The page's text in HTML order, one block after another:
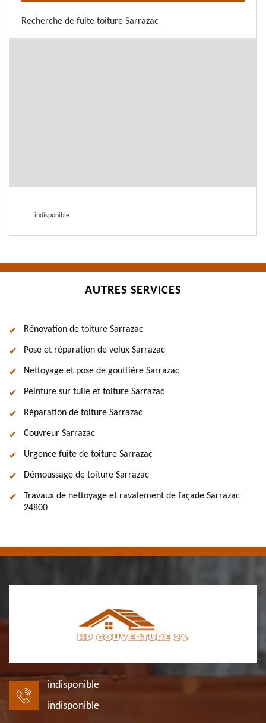
Recherche de fuite toiture Sarrazac
indisponible
AUTRES SERVICES
Rénovation de toiture Sarrazac
Pose et réparation de velux Sarrazac
Nettoyage et pose de gouttière Sarrazac
Peinture sur tuile et toiture Sarrazac
Réparation de toiture Sarrazac
Couvreur Sarrazac
Urgence fuite de toiture Sarrazac
Démoussage de toiture Sarrazac
Travaux de nettoyage et ravalement de façade Sarrazac
24800
indisponible
indisponible